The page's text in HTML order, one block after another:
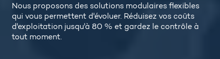
Nous proposons des solutions modulaires flexibles
qui vous permettent d'évoluer. Réduisez vos coûts
d'exploitation jusqu'à 80 % et gardez le contrôle à
tout moment.